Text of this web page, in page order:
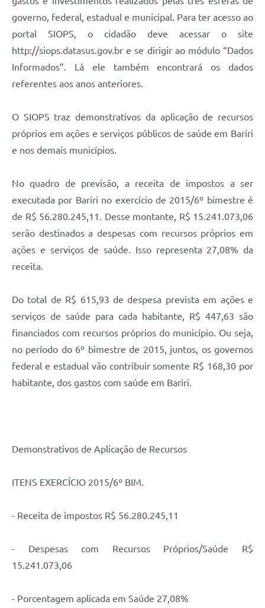
governo, federal, estadual e municipal. Para ter acesso ao
portal SIOPS, o cidadão deve acessar o site
http://siops.datasus.gov.br e se dirigir ao módulo “Dados
Informados”. Lá ele também encontrará os dados
referentes aos anos anteriores.
O SIOPS traz demonstrativos da aplicação de recursos
próprios em ações e serviços públicos de saúde em Bariri
e nos demais municípios.
No quadro de previsão, a receita de impostos a ser
executada por Bariri no exercício de 2015/6º bimestre é
de R$ 56.280.245,11. Desse montante, R$ 15.241.073,06
serão destinados a despesas com recursos próprios em
ações e serviços de saúde. Isso representa 27,08% da
receita.
Do total de R$ 615,93 de despesa prevista em ações e
serviços de saúde para cada habitante, R$ 447,63 são
financiados com recursos próprios do município. Ou seja,
no período do 6º bimestre de 2015, juntos, os governos
federal e estadual vão contribuir somente R$ 168,30 por
habitante, dos gastos com saúde em Bariri.
Demonstrativos de Aplicação de Recursos
ITENS EXERCÍCIO 2015/6º BIM.
- Receita de impostos R$ 56.280.245,11
- Despesas com Recursos Próprios/Saúde R$
15.241.073,06
- Porcentagem aplicada em Saúde 27,08%